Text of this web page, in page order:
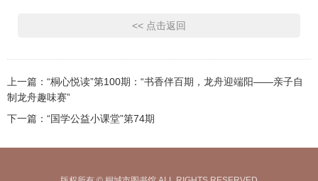
<< 点击返回
上一篇： “桐心悦读”第100期：“书香伴百期，龙舟迎端阳——亲子自
制龙舟趣味赛”
下一篇： “国学公益小课堂”第74期